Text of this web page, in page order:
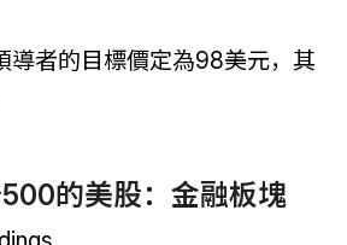
導者的目標價定為98美元，其
的美股：金融板塊